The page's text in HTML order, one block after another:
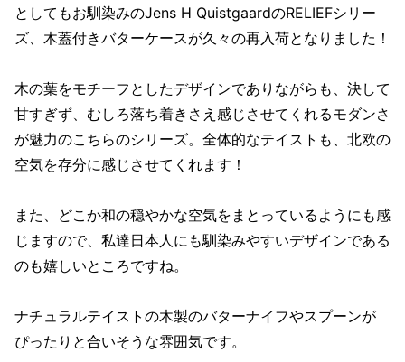
としてもお馴染みのJens H QuistgaardのRELIEFシリー
ズ、木蓋付きバターケースが久々の再入荷となりました！
木の葉をモチーフとしたデザインでありながらも、決して
甘すぎず、むしろ落ち着きさえ感じさせてくれるモダンさ
が魅力のこちらのシリーズ。全体的なテイストも、北欧の
空気を存分に感じさせてくれます！
また、どこか和の穏やかな空気をまとっているようにも感
じますので、私達日本人にも馴染みやすいデザインである
のも嬉しいところですね。
ナチュラルテイストの木製のバターナイフやスプーンが
ぴったりと合いそうな雰囲気です。